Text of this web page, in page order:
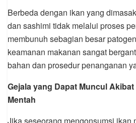
Berbeda dengan ikan yang
dan sashimi tidak melalui proses
membunuh sebagian besar
keamanan makanan sangat
bahan dan prosedur penanganan
Gejala yang Dapat Muncul
Mentah